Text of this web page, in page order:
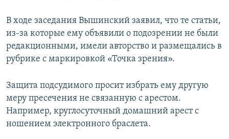
В ходе заседания Вышинский заявил, что те статьи,
из-за которые ему объявили о подозрении не были
редакционными, имели авторство и размещались в
рубрике с маркировкой «Точка зрения».
Защита подсудимого просит избрать ему другую
меру пресечения не связанную с арестом.
Например, круглосуточный домашний арест с
ношением электронного браслета.